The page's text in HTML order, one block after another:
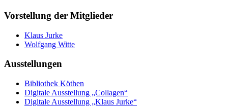
Vorstellung der Mitglieder
Klaus Jurke
Wolfgang Witte
Ausstellungen
Bibliothek Köthen
Digitale Ausstellung „Collagen“
Digitale Ausstellung „Klaus Jurke“